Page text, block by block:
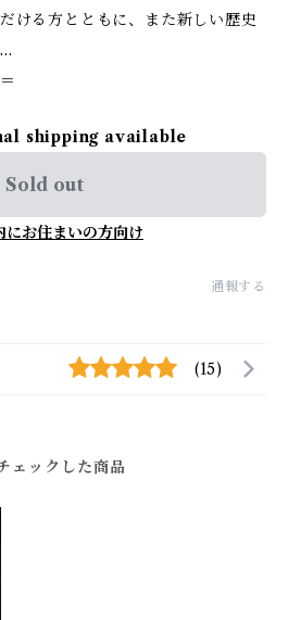
ける方とともに、また新しい歴史
shipping available
Sold out
にお住まいの方向け
通報する
(15)
ェックした商品